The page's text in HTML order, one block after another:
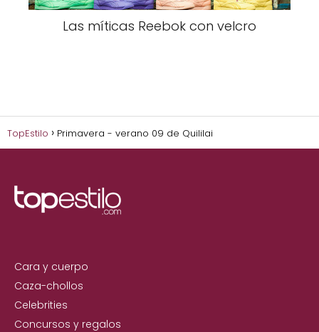
Las míticas Reebok con velcro
TopEstilo Primavera - verano 09 de Quililai
Cara y cuerpo
Caza-chollos
Celebrities
Concursos y regalos